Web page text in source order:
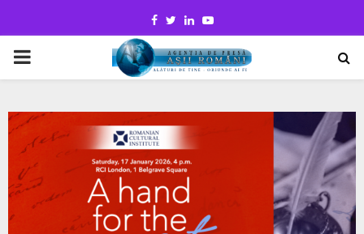
Facebook
TwitterLinkedinYoutube
PRIMARY